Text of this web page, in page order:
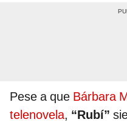
Pese a que Bárbara
telenovela, “Rubí”